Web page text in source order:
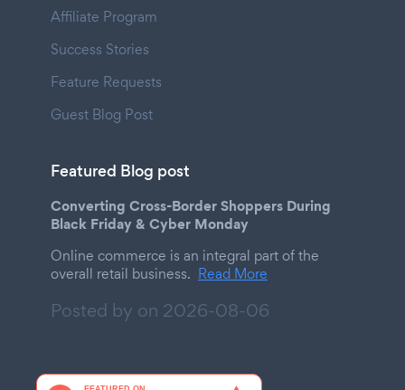
Affiliate Program
Success Stories
Feature Requests
Guest Blog Post
Featured Blog post
Converting Cross-Border Shoppers During
Black Friday & Cyber Monday
Online commerce is an integral part of the
overall retail business. Read More
Posted by on 2026-08-06